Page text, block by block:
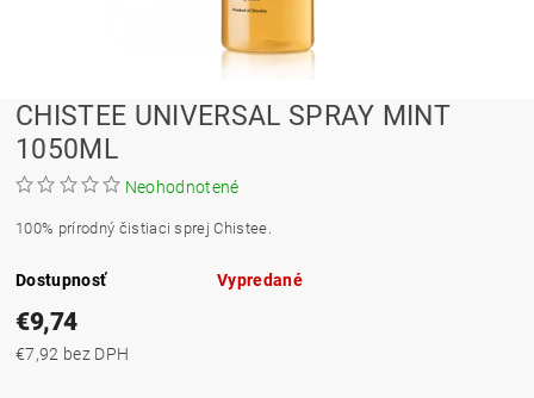
CHISTEE UNIVERSAL SPRAY MINT
1050ML
Neohodnotené
100% prírodný čistiaci sprej Chistee.
Dostupnosť Vypredané
€9,74
€7,92 bez DPH